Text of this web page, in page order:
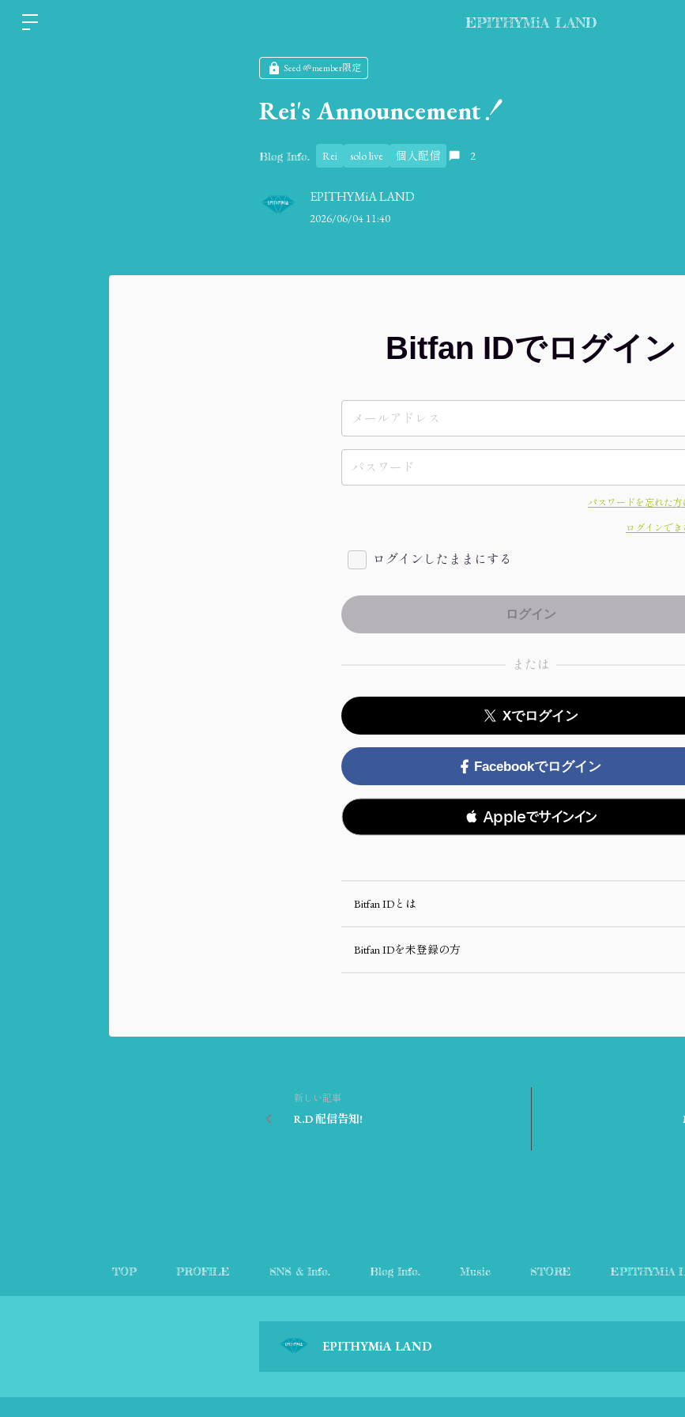
EPITHYMiA LAND
Seed 🌱member限定
Rei's Announcement！
Blog Info. Rei solo live 個人配信 2
EPITHYMiA LAND
2026/06/04 11:40
Bitfan IDでログイン
パスワードを忘れた方
ログインで
ログインしたままにする
または
Xでログイン
Facebookでログイン
 Appleでサインイン
Bitfan IDとは
Bitfan IDを未登録の方
新しい記事
R.D 配信告知!
TOP PROFILE SNS & Info. Blog Info. Music STORE EPITHYMiA
EPITHYMiA LAND